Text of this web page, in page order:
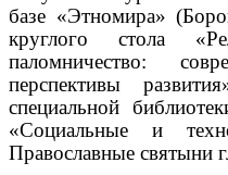
базе «Этномира»
круглого стола
паломничество:
перспективы
специальной
«Социальные и
Православные святыни